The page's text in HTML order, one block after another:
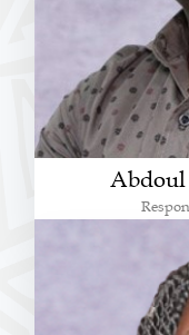
Abdoul